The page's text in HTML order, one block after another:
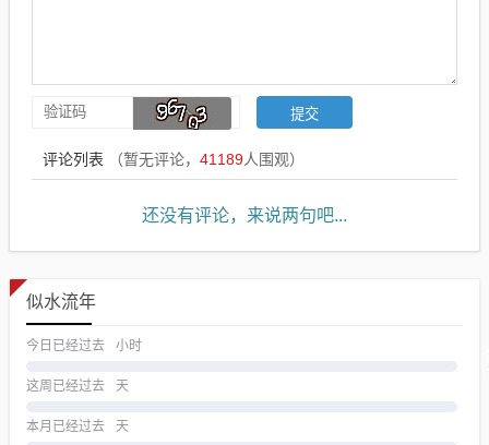
评论列表 （暂无评论， 41189人围观）
还没有评论，来说两句吧...
似水流年
今日已经过去 小时
这周已经过去 天
本月已经过去 天